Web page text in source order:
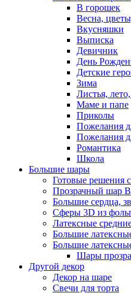
В горошек
Весна,
Вкусняшки
Выписка
Девичник
День
Детские
Зима
Листья,
Маме и папе
Приколы
Пожелания
Пожелания
Романтика
Школа
Большие шары
Готовые решения
Прозрачный шар
Большие сердца,
Сферы 3D из
Латексные
Большие
Большие
Шары
Другой декор
Декор на шаре
Свечи для торта